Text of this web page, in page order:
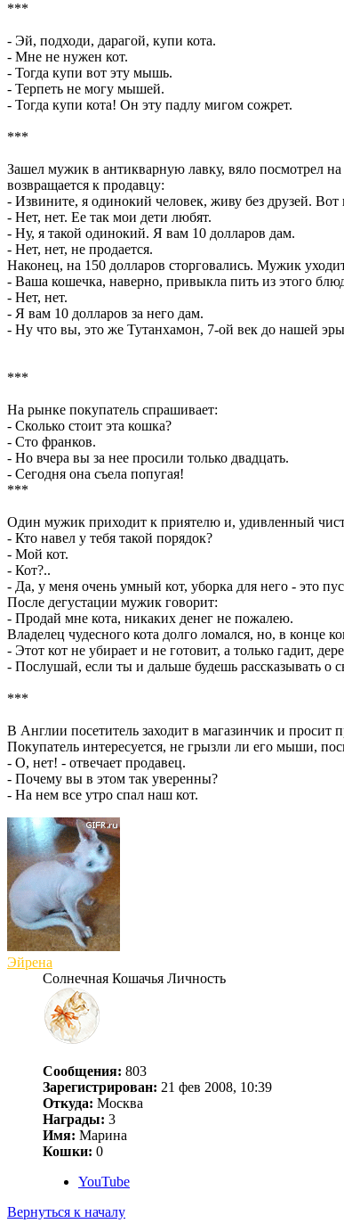
***
- Эй, подходи, дарагой, купи кота.
- Мне не нужен кот.
- Тогда купи вот эту мышь.
- Терпеть не могу мышей.
- Тогда купи кота! Он эту падлу мигом сожрет.
***
Зашел мужик в антикварную лавку, вяло посмотрел
возвращается к продавцу:
- Извините, я одинокий человек, живу без друзей.
- Нет, нет. Ее так мои дети любят.
- Ну, я такой одинокий. Я вам 10 долларов дам.
- Нет, нет, не продается.
Наконец, на 150 долларов сторговались. Мужик
- Ваша кошечка, наверно, привыкла пить из этого
- Нет, нет.
- Я вам 10 долларов за него дам.
- Ну что вы, это же Тутанхамон, 7-ой век до нашей
***
На рынке покупатель спрашивает:
- Сколько стоит эта кошка?
- Сто франков.
- Но вчера вы за нее просили только двадцать.
- Сегодня она съела попугая!
***
Один мужик приходит к приятелю и, удивленный
- Кто навел у тебя такой порядок?
- Мой кот.
- Кот?..
- Да, у меня очень умный кот, уборка для него - это
После дегустации мужик говорит:
- Продай мне кота, никаких денег не пожалею.
Владелец чудесного кота долго ломался, но, в конце
- Этот кот не убирает и не готовит, а только гадит,
- Послушай, если ты и дальше будешь рассказывать о
***
В Англии посетитель заходит в магазинчик и просит
Покупатель интересуется, не грызли ли его мыши,
- О, нет! - отвечает продавец.
- Почему вы в этом так уверенны?
- На нем все утро спал наш кот.
Эйрена
Солнечная Кошачья Личность
Сообщения: 803
Зарегистрирован: 21 фев 2008, 10:39
Откуда: Москва
Награды: 3
Имя: Марина
Кошки: 0
YouTube
Вернуться к началу